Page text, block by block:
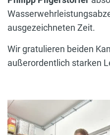
ausgezeichneten Zeit.
Wir gratulieren beiden
außerordentlich starken